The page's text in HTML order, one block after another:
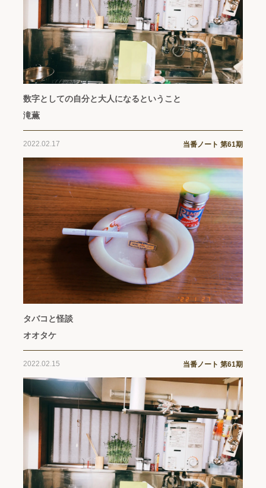
数字としての自分と大人になるということ
滝薫
2022.02.17 当番ノート 第61期
タバコと怪談
オオタケ
2022.02.15 当番ノート 第61期